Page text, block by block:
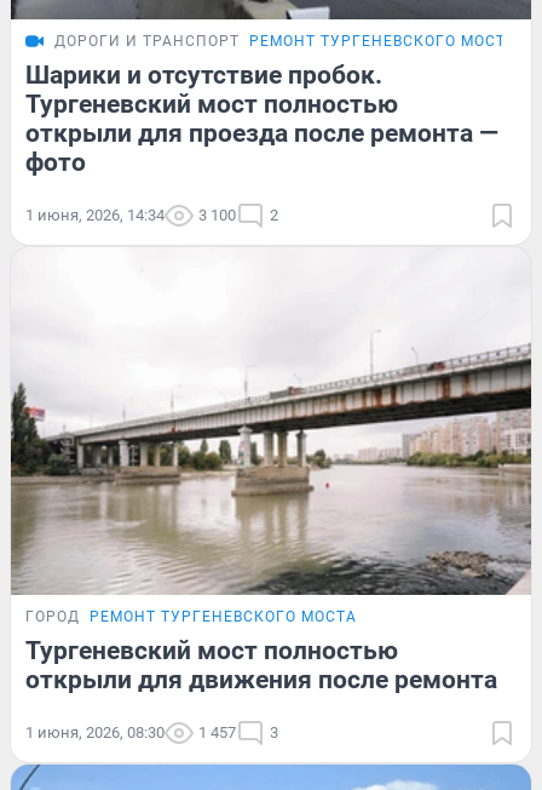
ДОРОГИ И ТРАНСПОРТ РЕМОНТ ТУРГЕНЕВСКОГО МОСТА
Шарики и отсутствие пробок.
Тургеневский мост полностью
открыли для проезда после ремонта —
фото
1 июня, 2026, 14:34 3 100 2
ГОРОД РЕМОНТ ТУРГЕНЕВСКОГО МОСТА
Тургеневский мост полностью
открыли для движения после ремонта
1 июня, 2026, 08:30 1 457 3